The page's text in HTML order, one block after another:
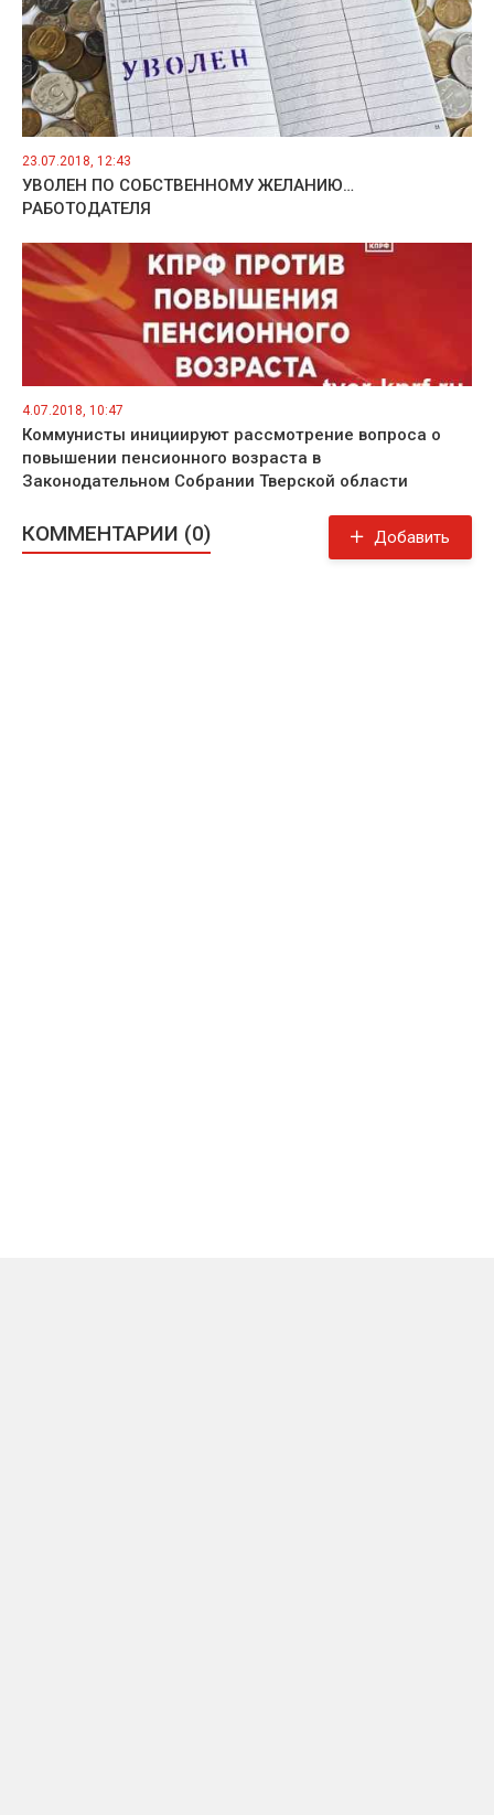
23.07.2018, 12:43
УВОЛЕН ПО СОБСТВЕННОМУ ЖЕЛАНИЮ…
РАБОТОДАТЕЛЯ
4.07.2018, 10:47
Коммунисты инициируют рассмотрение вопроса о
повышении пенсионного возраста в
Законодательном Собрании Тверской области
КОММЕНТАРИИ (0) Добавить